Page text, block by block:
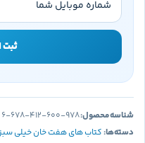
ثبت
شناسه محصول:978-600-412-678-6
دسته‌ها:کتاب های هفت خان خیلی